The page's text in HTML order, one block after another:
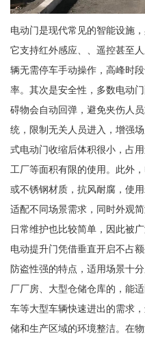
电动门是现代常见的智能设施
它支持红外感应、、遥控甚至
辆无需停车手动操作，高峰时
率。其次是安全性，多数电动
碍物会自动回弹，避免夹伤人
统，限制无关人员进入，增强
式电动门收缩后体积很小，占
工厂等面积有限的使用。此外
或不锈钢材质，抗风耐腐，使
适配不同场景需求，同时外观
日常维护也比较简单，因此被
电动提升门凭借垂直开启不占
防盗性强的特点，适用场景十
厂厂房、大型仓储仓库的，能
车等大型车辆快速进出的需求
储和生产区域的环境整洁。在